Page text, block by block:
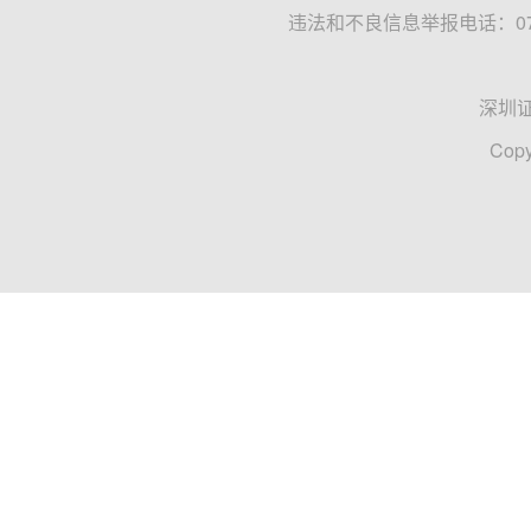
违法和不良信息举报电话：
深圳